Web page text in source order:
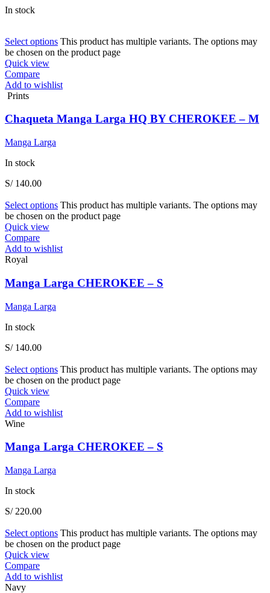
In stock
Select options This product has multiple variants. The options may
be chosen on the product page
Quick view
Compare
Add to wishlist
Prints
Chaqueta Manga Larga HQ BY CHEROKEE – M
Manga Larga
In stock
S/140.00
Select options This product has multiple variants. The options may
be chosen on the product page
Quick view
Compare
Add to wishlist
Royal
Manga Larga CHEROKEE – S
Manga Larga
In stock
S/140.00
Select options This product has multiple variants. The options may
be chosen on the product page
Quick view
Compare
Add to wishlist
Wine
Manga Larga CHEROKEE – S
Manga Larga
In stock
S/220.00
Select options This product has multiple variants. The options may
be chosen on the product page
Quick view
Compare
Add to wishlist
Navy